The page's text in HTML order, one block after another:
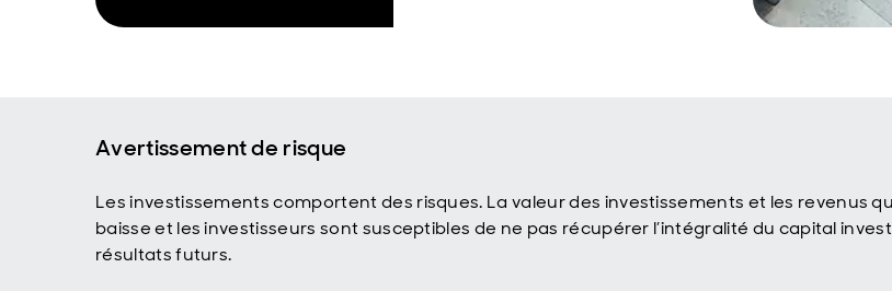
Avertissement de risque
Les investissements comportent des risques. La valeur des investissements et les revenus
baisse et les investisseurs sont susceptibles de ne pas récupérer l’intégralité du capital
résultats futurs.